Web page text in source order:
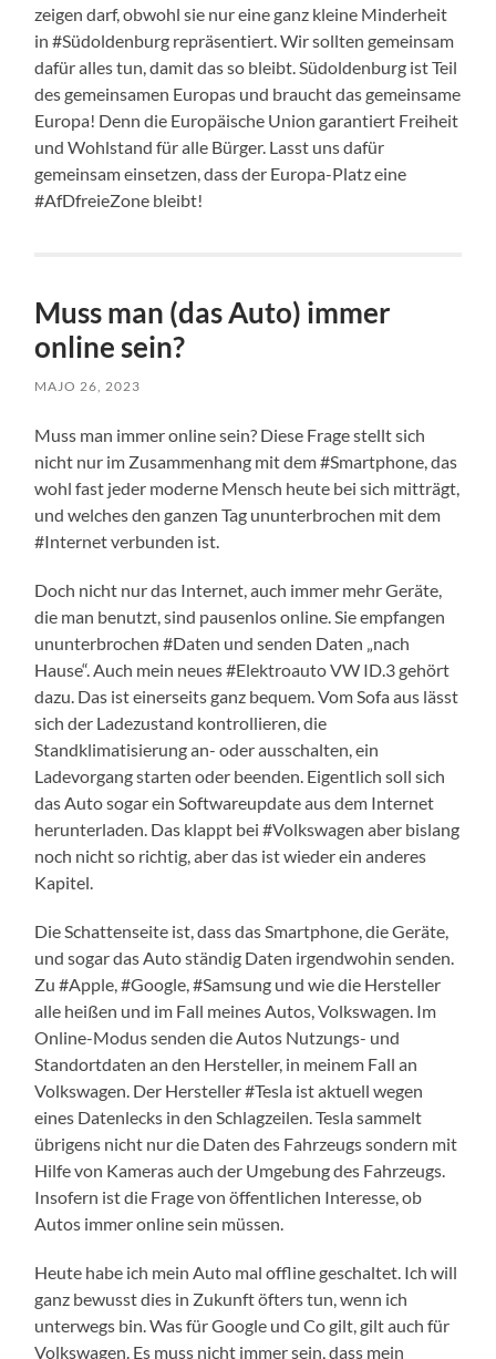
zeigen darf, obwohl sie nur eine ganz kleine Minderheit
in #Südoldenburg repräsentiert. Wir sollten gemeinsam
dafür alles tun, damit das so bleibt. Südoldenburg ist Teil
des gemeinsamen Europas und braucht das gemeinsame
Europa! Denn die Europäische Union garantiert Freiheit
und Wohlstand für alle Bürger. Lasst uns dafür
gemeinsam einsetzen, dass der Europa-Platz eine
#AfDfreieZone bleibt!
Muss man (das Auto) immer
online sein?
MAJO 26, 2023
Muss man immer online sein? Diese Frage stellt sich
nicht nur im Zusammenhang mit dem #Smartphone, das
wohl fast jeder moderne Mensch heute bei sich mitträgt,
und welches den ganzen Tag ununterbrochen mit dem
#Internet verbunden ist.
Doch nicht nur das Internet, auch immer mehr Geräte,
die man benutzt, sind pausenlos online. Sie empfangen
ununterbrochen #Daten und senden Daten „nach
Hause“. Auch mein neues #Elektroauto VW ID.3 gehört
dazu. Das ist einerseits ganz bequem. Vom Sofa aus lässt
sich der Ladezustand kontrollieren, die
Standklimatisierung an- oder ausschalten, ein
Ladevorgang starten oder beenden. Eigentlich soll sich
das Auto sogar ein Softwareupdate aus dem Internet
herunterladen. Das klappt bei #Volkswagen aber bislang
noch nicht so richtig, aber das ist wieder ein anderes
Kapitel.
Die Schattenseite ist, dass das Smartphone, die Geräte,
und sogar das Auto ständig Daten irgendwohin senden.
Zu #Apple, #Google, #Samsung und wie die Hersteller
alle heißen und im Fall meines Autos, Volkswagen. Im
Online-Modus senden die Autos Nutzungs- und
Standortdaten an den Hersteller, in meinem Fall an
Volkswagen. Der Hersteller #Tesla ist aktuell wegen
eines Datenlecks in den Schlagzeilen. Tesla sammelt
übrigens nicht nur die Daten des Fahrzeugs sondern mit
Hilfe von Kameras auch der Umgebung des Fahrzeugs.
Insofern ist die Frage von öffentlichen Interesse, ob
Autos immer online sein müssen.
Heute habe ich mein Auto mal offline geschaltet. Ich will
ganz bewusst dies in Zukunft öfters tun, wenn ich
unterwegs bin. Was für Google und Co gilt, gilt auch für
Volkswagen. Es muss nicht immer sein, dass mein